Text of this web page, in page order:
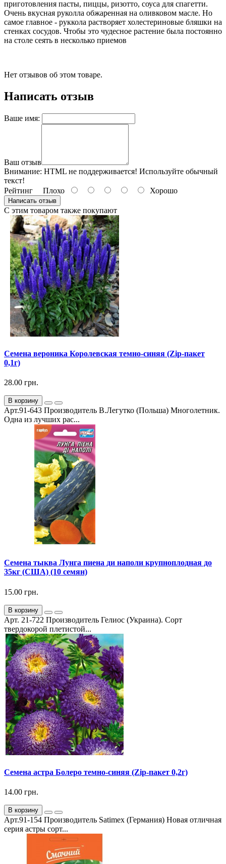
приготовления пасты, пиццы, ризотто, соуса для спагетти.
Очень вкусная руколла обжаренная на оливковом масле. Но
самое главное - руккола растворяет холестериновые бляшки на
стенках сосудов. Чтобы это чудесное растение была постоянно
на столе сеять в несколько приемов
Нет отзывов об этом товаре.
Написать отзыв
Ваше имя:
Ваш отзыв
Внимание: HTML не поддерживается! Используйте обычный
текст!
Рейтинг Плохо Хорошо
Написать отзыв
С этим товаром также покупают
Семена вероника Королевская темно-синяя (Zip-пакет
0,1г)
28.00 грн.
В корзину
Арт.91-643 Производитель В.Легутко (Польша) Многолетник.
Одна из лучших рас...
Семена тыква Лунга пиена ди наполи крупноплодная до
35кг (США) (10 семян)
15.00 грн.
В корзину
Арт. 21-722 Производитель Гелиос (Украина). Сорт
твердокорой плетистой...
Семена астра Болеро темно-синяя (Zip-пакет 0,2г)
14.00 грн.
В корзину
Арт.91-154 Производитель Satimex (Германия) Новая отличная
серия астры сорт...